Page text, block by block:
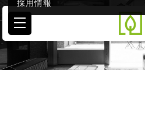
採用情報